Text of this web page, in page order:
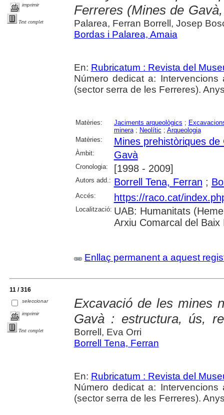
imprimir
Text complet
Ferreres (Mines de
Palarea, Ferran Borrell, Josep
Bordas i Palarea, Amaia
En: Rubricatum : Revista del
Número dedicat a:
(sector serra de les Ferreres).
Matèries: Jaciments arqueològics ;
minera; Neolític ; Arqueologia
Matèries:
Mines prehistòriques de
Àmbit: Gavà
Cronologia: [1998 - 2009]
Autors add.: Borrell Tena, Ferran ;
Accés: https://raco.cat/
Localització: UAB: Humanitats
Arxiu Comarcal del
Enllaç permanent a aquest
11 / 316
seleccionar
imprimir
Text complet
Excavació de les mines
Gavà : estructura, ús,
Borrell, Eva Orri
Borrell Tena, Ferran
En: Rubricatum : Revista del
Número dedicat a:
(sector serra de les Ferreres).